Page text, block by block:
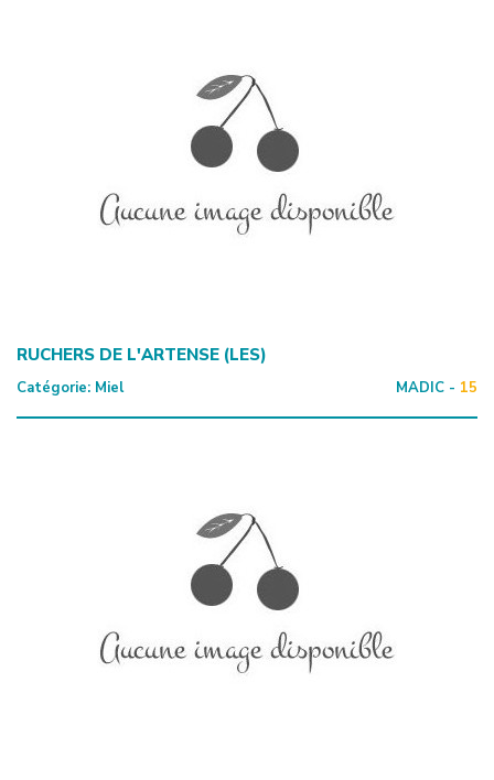
RUCHERS DE L'ARTENSE (LES)
Catégorie: Miel MADIC - 15